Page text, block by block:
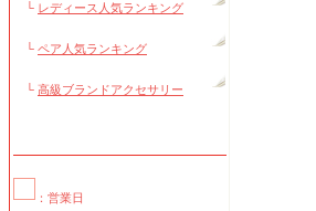
└ レディース人気ランキング
└ ペア人気ランキング
└ 高級ブランドアクセサリー
：営業日